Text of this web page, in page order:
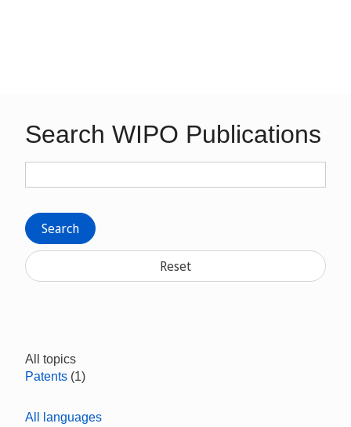
Search WIPO Publications
Search
Reset
All topics
Patents (1)
All languages